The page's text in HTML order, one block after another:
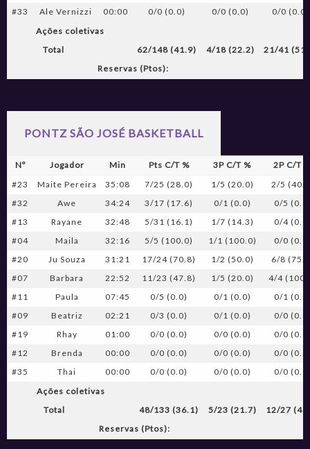
#33 Ale Vernizzi 00:00 0/0 (0.0) 0/0 (0.0)
0/0 (0.0)
Ações coletivas
Total
62/148 (41.9) 4/18 (22.2)
21/41
Reservas (Ptos):
PONTZ SÃO JOSÉ BASKETBALL
Nº Jogador Min Pts C/T % 3P C/T %
2P C/T
#23
Maite Pereira 35:08 7/25 (28.0) 1/5 (20.0)
2/5
#32
Awe 34:24 3/17 (17.6) 0/1 (0.0)
0/5
#13
Rayane 32:48 5/31 (16.1) 1/7 (14.3)
0/4
#04
Maila 32:16 5/5 (100.0) 1/1 (100.0)
0/0
#20
Ju Souza 31:21 17/24 (70.8) 1/2 (50.0)
6/8
#07
Barbara 22:52 11/23 (47.8) 1/5 (20.0)
4/4
#11
Paula 07:45 0/5 (0.0) 0/1 (0.0)
0/1
#09
Beatriz 02:21 0/3 (0.0) 0/1 (0.0)
0/0
#19
Rhay 01:00 0/0 (0.0) 0/0 (0.0)
0/0
#12
Brenda 00:00 0/0 (0.0) 0/0 (0.0)
0/0
#35
Thai 00:00 0/0 (0.0) 0/0 (0.0)
0/0
Ações coletivas
Total
48/133 (36.1) 5/23 (21.7)
12/27
Reservas (Ptos):